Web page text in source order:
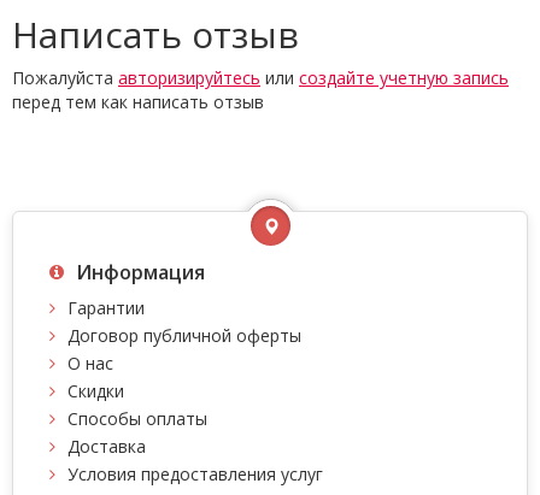
Написать отзыв
Пожалуйста авторизируйтесь или создайте учетную запись
перед тем как написать отзыв
Информация
Гарантии
Договор публичной оферты
О нас
Скидки
Способы оплаты
Доставка
Условия предоставления услуг